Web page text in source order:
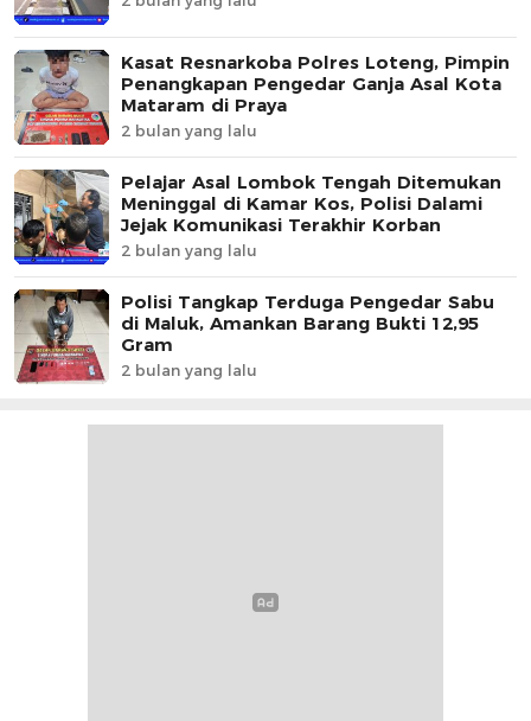
Kasat Resnarkoba Polres Loteng, Pimpin
Penangkapan Pengedar Ganja Asal Kota
Mataram di Praya
2 bulan yang lalu
Pelajar Asal Lombok Tengah Ditemukan
Meninggal di Kamar Kos, Polisi Dalami
Jejak Komunikasi Terakhir Korban
2 bulan yang lalu
Polisi Tangkap Terduga Pengedar Sabu
di Maluk, Amankan Barang Bukti 12,95
Gram
2 bulan yang lalu